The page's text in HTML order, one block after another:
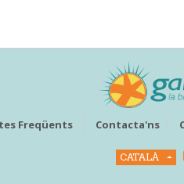
Freqüents Contacta'ns
CATALÀ